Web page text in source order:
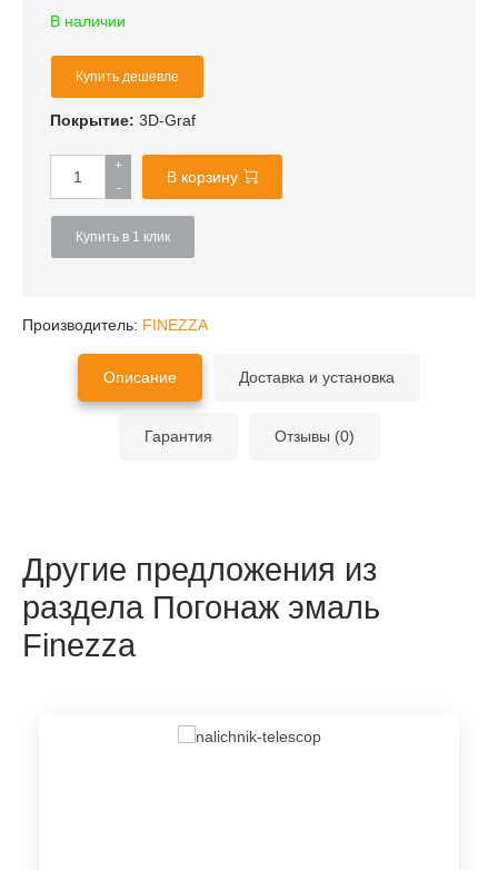
В наличии
Купить дешевле
Покрытие: 3D-Graf
+
-
В корзину
Купить в 1 клик
Производитель: FINEZZA
Описание Доставка и установка
Гарантия Отзывы (0)
Другие предложения из
раздела Погонаж эмаль
Finezza